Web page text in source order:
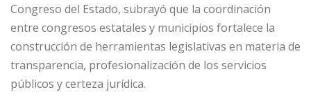
Congreso del Estado, subrayó que la coordinación
entre congresos estatales y municipios fortalece la
construcción de herramientas legislativas en materia de
transparencia, profesionalización de los servicios
públicos y certeza jurídica.